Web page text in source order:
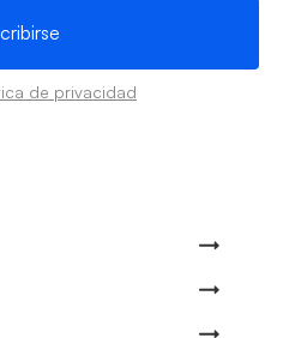
de privacidad